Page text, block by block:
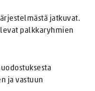
jatkuvat.
palkkaryhmien
ja vastuun